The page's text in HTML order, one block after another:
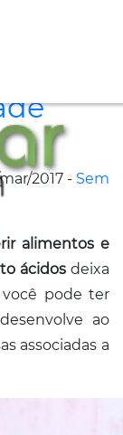
2017 - Sem
alimentos e
ácidos deixa
você pode ter
ao
associadas a